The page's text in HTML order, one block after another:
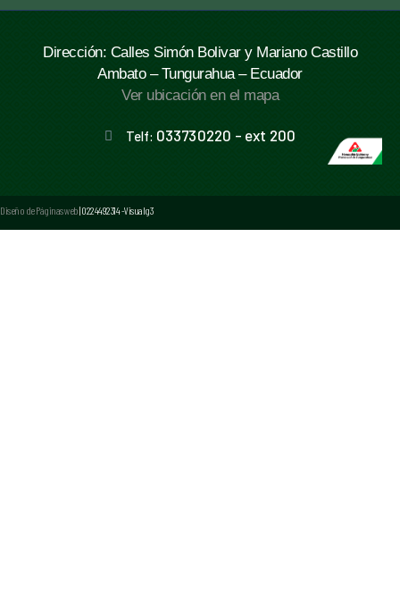
Dirección: Calles Simón Bolivar y Mariano Castillo
Ambato – Tungurahua – Ecuador
Ver ubicación en el mapa
Telf: 033730220 - ext 200
Diseño de Páginas web| 0224492314 -Visualg3